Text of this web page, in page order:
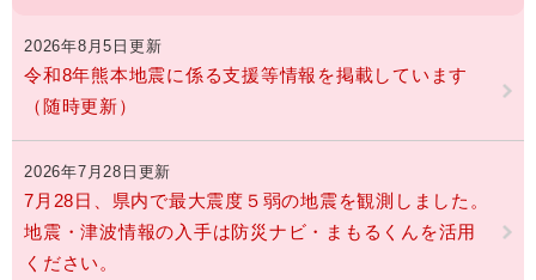
2026年8月5日更新
令和8年熊本地震に係る支援等情報を掲載しています
（随時更新）
2026年7月28日更新
7月28日、県内で最大震度５弱の地震を観測しました。
地震・津波情報の入手は防災ナビ・まもるくんを活用
ください。